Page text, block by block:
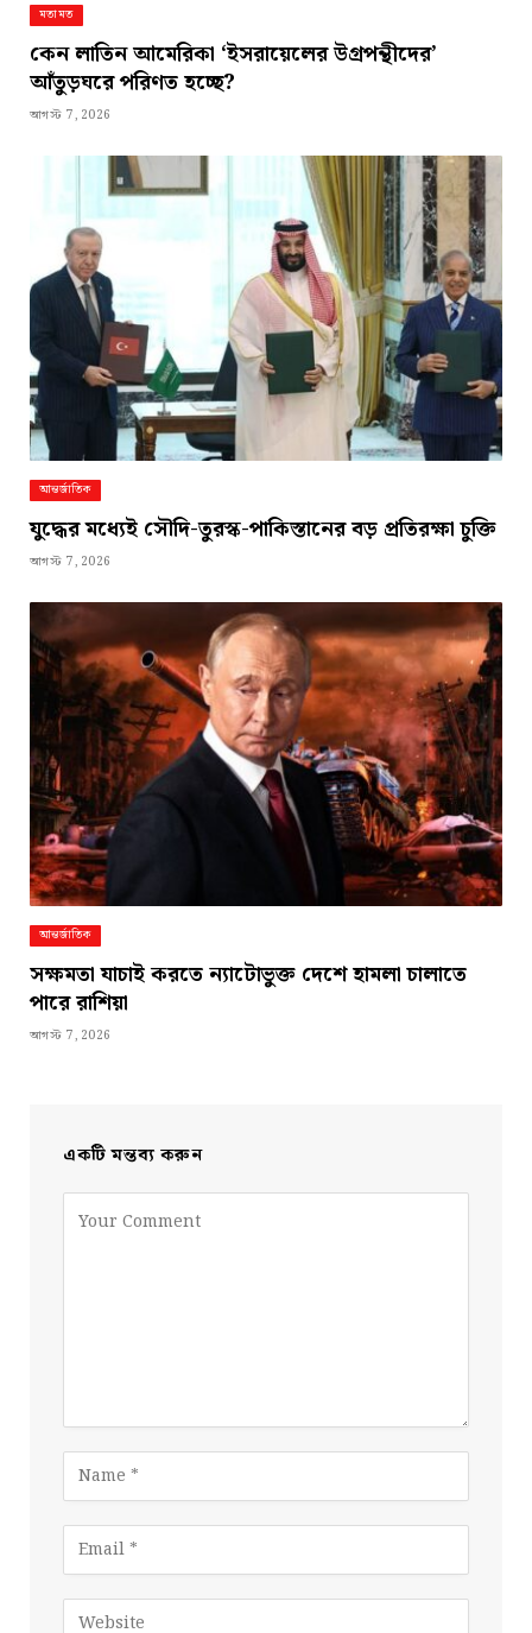
মতামত
কেন লাতিন আমেরিকা ‘ইসরায়েলের উগ্রপন্থীদের’
আঁতুড়ঘরে পরিণত হচ্ছে?
আগস্ট 7, 2026
আন্তর্জাতিক
যুদ্ধের মধ্যেই সৌদি-তুরস্ক-পাকিস্তানের বড় প্রতিরক্ষা চুক্তি
আগস্ট 7, 2026
আন্তর্জাতিক
সক্ষমতা যাচাই করতে ন্যাটোভুক্ত দেশে হামলা চালাতে
পারে রাশিয়া
আগস্ট 7, 2026
একটি মন্তব্য করুন